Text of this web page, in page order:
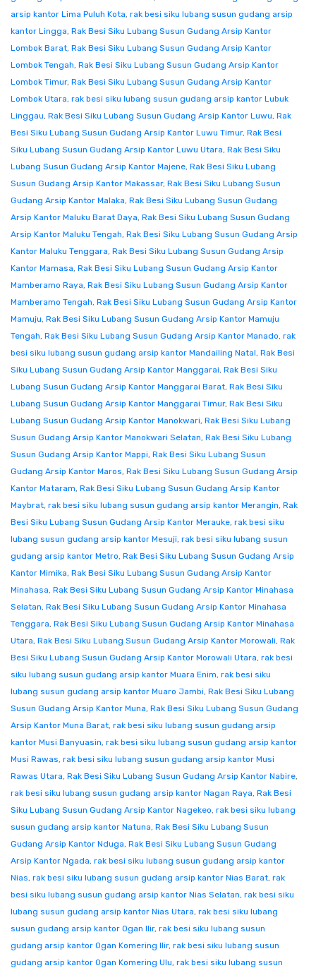
arsip kantor Lima Puluh Kota, rak besi siku lubang susun gudang arsip
kantor Lingga, Rak Besi Siku Lubang Susun Gudang Arsip Kantor
Lombok Barat, Rak Besi Siku Lubang Susun Gudang Arsip Kantor
Lombok Tengah, Rak Besi Siku Lubang Susun Gudang Arsip Kantor
Lombok Timur, Rak Besi Siku Lubang Susun Gudang Arsip Kantor
Lombok Utara, rak besi siku lubang susun gudang arsip kantor Lubuk
Linggau, Rak Besi Siku Lubang Susun Gudang Arsip Kantor Luwu, Rak
Besi Siku Lubang Susun Gudang Arsip Kantor Luwu Timur, Rak Besi
Siku Lubang Susun Gudang Arsip Kantor Luwu Utara, Rak Besi Siku
Lubang Susun Gudang Arsip Kantor Majene, Rak Besi Siku Lubang
Susun Gudang Arsip Kantor Makassar, Rak Besi Siku Lubang Susun
Gudang Arsip Kantor Malaka, Rak Besi Siku Lubang Susun Gudang
Arsip Kantor Maluku Barat Daya, Rak Besi Siku Lubang Susun Gudang
Arsip Kantor Maluku Tengah, Rak Besi Siku Lubang Susun Gudang Arsip
Kantor Maluku Tenggara, Rak Besi Siku Lubang Susun Gudang Arsip
Kantor Mamasa, Rak Besi Siku Lubang Susun Gudang Arsip Kantor
Mamberamo Raya, Rak Besi Siku Lubang Susun Gudang Arsip Kantor
Mamberamo Tengah, Rak Besi Siku Lubang Susun Gudang Arsip Kantor
Mamuju, Rak Besi Siku Lubang Susun Gudang Arsip Kantor Mamuju
Tengah, Rak Besi Siku Lubang Susun Gudang Arsip Kantor Manado, rak
besi siku lubang susun gudang arsip kantor Mandailing Natal, Rak Besi
Siku Lubang Susun Gudang Arsip Kantor Manggarai, Rak Besi Siku
Lubang Susun Gudang Arsip Kantor Manggarai Barat, Rak Besi Siku
Lubang Susun Gudang Arsip Kantor Manggarai Timur, Rak Besi Siku
Lubang Susun Gudang Arsip Kantor Manokwari, Rak Besi Siku Lubang
Susun Gudang Arsip Kantor Manokwari Selatan, Rak Besi Siku Lubang
Susun Gudang Arsip Kantor Mappi, Rak Besi Siku Lubang Susun
Gudang Arsip Kantor Maros, Rak Besi Siku Lubang Susun Gudang Arsip
Kantor Mataram, Rak Besi Siku Lubang Susun Gudang Arsip Kantor
Maybrat, rak besi siku lubang susun gudang arsip kantor Merangin, Rak
Besi Siku Lubang Susun Gudang Arsip Kantor Merauke, rak besi siku
lubang susun gudang arsip kantor Mesuji, rak besi siku lubang susun
gudang arsip kantor Metro, Rak Besi Siku Lubang Susun Gudang Arsip
Kantor Mimika, Rak Besi Siku Lubang Susun Gudang Arsip Kantor
Minahasa, Rak Besi Siku Lubang Susun Gudang Arsip Kantor Minahasa
Selatan, Rak Besi Siku Lubang Susun Gudang Arsip Kantor Minahasa
Tenggara, Rak Besi Siku Lubang Susun Gudang Arsip Kantor Minahasa
Utara, Rak Besi Siku Lubang Susun Gudang Arsip Kantor Morowali, Rak
Besi Siku Lubang Susun Gudang Arsip Kantor Morowali Utara, rak besi
siku lubang susun gudang arsip kantor Muara Enim, rak besi siku
lubang susun gudang arsip kantor Muaro Jambi, Rak Besi Siku Lubang
Susun Gudang Arsip Kantor Muna, Rak Besi Siku Lubang Susun Gudang
Arsip Kantor Muna Barat, rak besi siku lubang susun gudang arsip
kantor Musi Banyuasin, rak besi siku lubang susun gudang arsip kantor
Musi Rawas, rak besi siku lubang susun gudang arsip kantor Musi
Rawas Utara, Rak Besi Siku Lubang Susun Gudang Arsip Kantor Nabire,
rak besi siku lubang susun gudang arsip kantor Nagan Raya, Rak Besi
Siku Lubang Susun Gudang Arsip Kantor Nagekeo, rak besi siku lubang
susun gudang arsip kantor Natuna, Rak Besi Siku Lubang Susun
Gudang Arsip Kantor Nduga, Rak Besi Siku Lubang Susun Gudang
Arsip Kantor Ngada, rak besi siku lubang susun gudang arsip kantor
Nias, rak besi siku lubang susun gudang arsip kantor Nias Barat, rak
besi siku lubang susun gudang arsip kantor Nias Selatan, rak besi siku
lubang susun gudang arsip kantor Nias Utara, rak besi siku lubang
susun gudang arsip kantor Ogan Ilir, rak besi siku lubang susun
gudang arsip kantor Ogan Komering Ilir, rak besi siku lubang susun
gudang arsip kantor Ogan Komering Ulu, rak besi siku lubang susun